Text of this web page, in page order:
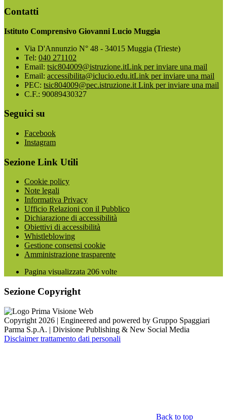
Contatti
Istituto Comprensivo Giovanni Lucio Muggia
Via D'Annunzio N° 48 - 34015 Muggia (Trieste)
Tel: 040 271102
Email: tsic804009@istruzione.itLink per inviare una mail
Email: accessibilita@iclucio.edu.itLink per inviare una mail
PEC: tsic804009@pec.istruzione.it Link per inviare una mail
C.F.: 90089430327
Seguici su
Facebook
Instagram
Sezione Link Utili
Cookie policy
Note legali
Informativa Privacy
Ufficio Relazioni con il Pubblico
Dichiarazione di accessibilità
Obiettivi di accessibilità
Whistleblowing
Gestione consensi cookie
Amministrazione trasparente
Pagina visualizzata 206 volte
Sezione Copyright
Copyright 2026 | Engineered and powered by Gruppo Spaggiari
Parma S.p.A. | Divisione Publishing & New Social Media
Disclaimer trattamento dati personali
Back to top